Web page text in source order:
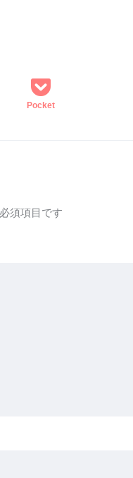
Pocket
須項目です